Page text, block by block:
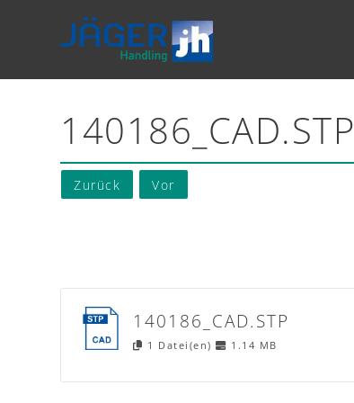
140186_CAD.STP
Zurück Vor
140186_CAD.STP
1 Datei(en) 1.14 MB